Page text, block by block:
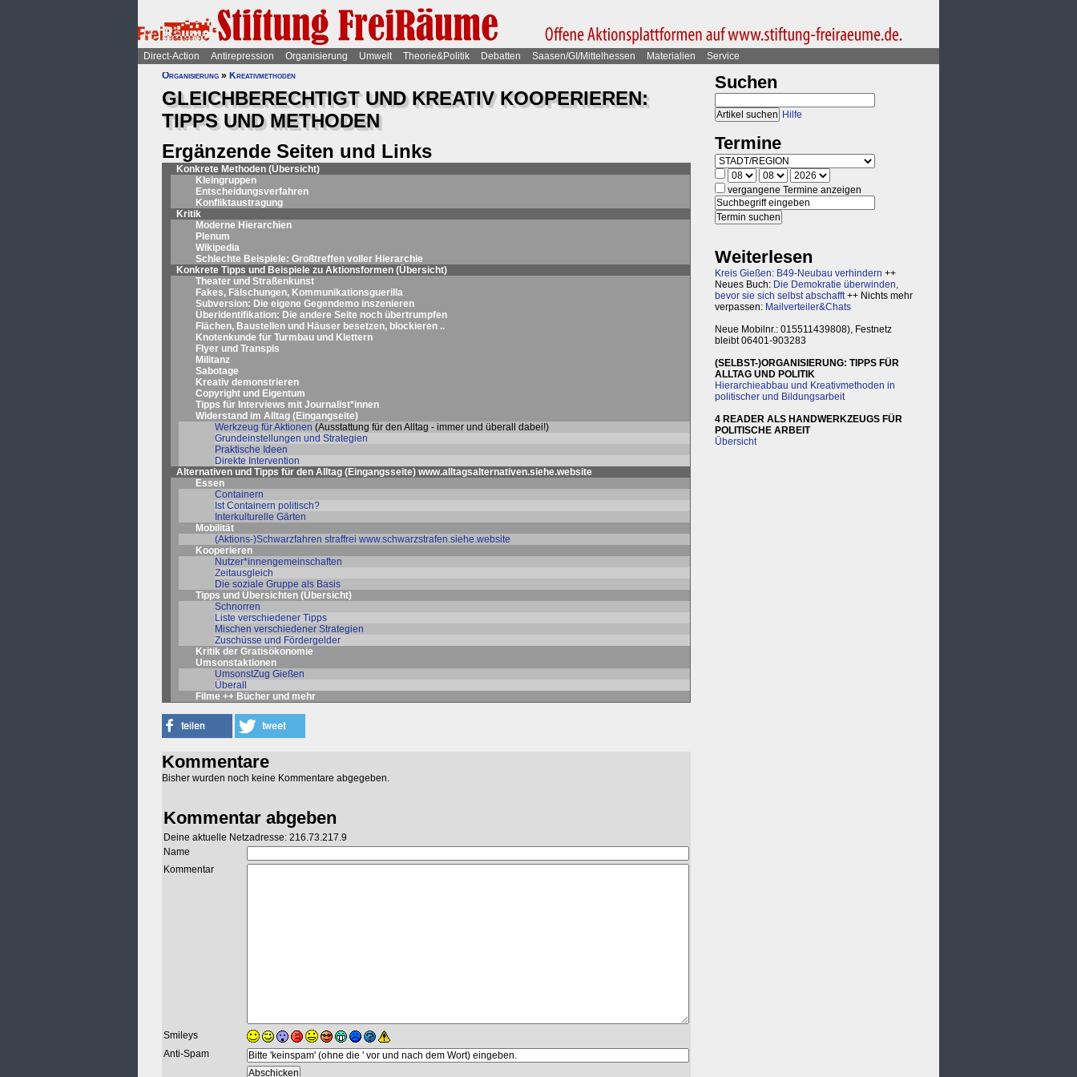
Direct-Action Antirepression Organisierung Umwelt Theorie&Politik Debatten Saasen/GI/Mittelhessen Materialien
Service
Organisierung » Kreativmethoden
GLEICHBERECHTIGT UND KREATIV KOOPERIEREN:
TIPPS UND METHODEN
Ergänzende Seiten und Links
Konkrete Methoden (Übersicht)
Kleingruppen
Entscheidungsverfahren
Konfliktaustragung
Kritik
Moderne Hierarchien
Plenum
Wikipedia
Schlechte Beispiele: Großtreffen voller Hierarchie
Konkrete Tipps und Beispiele zu Aktionsformen (Übersicht)
Theater und Straßenkunst
Fakes, Fälschungen, Kommunikationsguerilla
Subversion: Die eigene Gegendemo inszenieren
Überidentifikation: Die andere Seite noch übertrumpfen
Flächen, Baustellen und Häuser besetzen, blockieren ..
Knotenkunde für Turmbau und Klettern
Flyer und Transpis
Militanz
Sabotage
Kreativ demonstrieren
Copyright und Eigentum
Tipps für Interviews mit Journalist*innen
Widerstand im Alltag (Eingangseite)
Werkzeug für Aktionen (Ausstattung für den Alltag - immer und überall dabei!)
Grundeinstellungen und Strategien
Praktische Ideen
Direkte Intervention
Alternativen und Tipps für den Alltag (Eingangsseite) www.alltagsalternativen.siehe.website
Essen
Containern
Ist Containern politisch?
Interkulturelle Gärten
Mobilität
(Aktions-)Schwarzfahren straffrei www.schwarzstrafen.siehe.website
Kooperieren
Nutzer*innengemeinschaften
Zeitausgleich
Die soziale Gruppe als Basis
Tipps und Übersichten (Übersicht)
Schnorren
Liste verschiedener Tipps
Mischen verschiedener Strategien
Zuschüsse und Fördergelder
Kritik der Gratisökonomie
Umsonstaktionen
UmsonstZug Gießen
Überall
Filme ++ Bücher und mehr
Kommentare
Bisher wurden noch keine Kommentare abgegeben.
Kommentar abgeben
Deine aktuelle Netzadresse: 216.73.217.9
Name
Kommentar
Smileys
Anti-Spam
Suchen
Hilfe
Termine
vergangene Termine anzeigen
Weiterlesen
Kreis Gießen: B49-Neubau verhindern ++
Neues Buch: Die Demokratie überwinden,
bevor sie sich selbst abschafft++ Nichts mehr
verpassen: Mailverteiler&Chats
Neue Mobilnr.: 015511439808), Festnetz
bleibt 06401-903283
(SELBST-)ORGANISIERUNG: TIPPS FÜR
ALLTAG UND POLITIK
Hierarchieabbau und Kreativmethoden in
politischer und Bildungsarbeit
4 READER ALS HANDWERKZEUGS FÜR
POLITISCHE ARBEIT
Übersicht